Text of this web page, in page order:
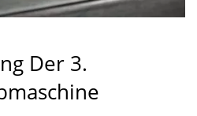
Der 3.